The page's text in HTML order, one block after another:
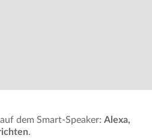
dem Smart-Speaker: Alexa,
.